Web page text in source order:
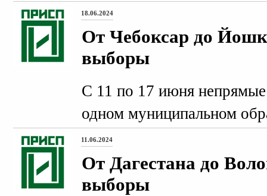
18.06.2024
От Чебоксар до
выборы
С 11 по 17 июня
одном муниципальном
11.06.2024
От Дагестана до
выборы